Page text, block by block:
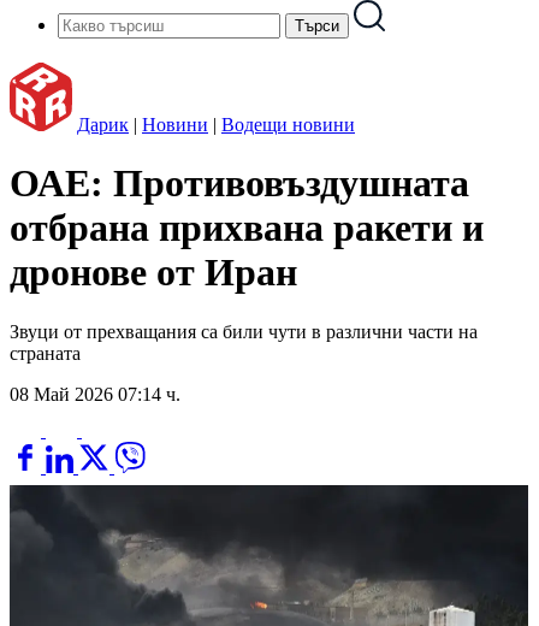
Дарик | Новини | Водещи новини
ОАЕ: Противовъздушната
отбрана прихвана ракети и
дронове от Иран
Звуци от прехващания са били чути в различни части на
страната
08 Май 2026 07:14 ч.